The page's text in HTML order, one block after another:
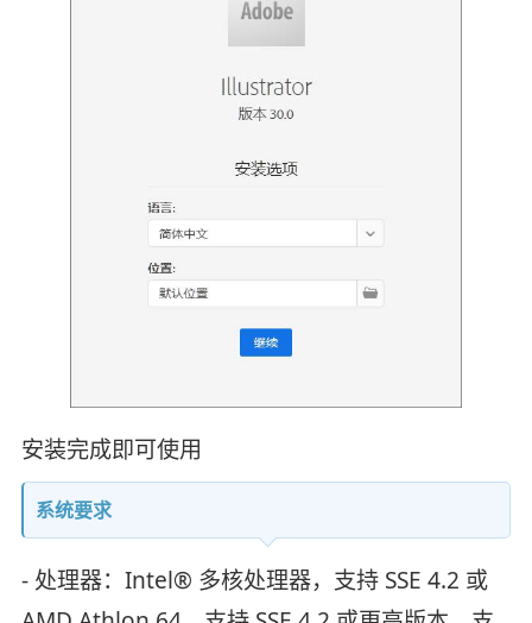
安装完成即可使用
系统要求
- 处理器：Intel® 多核处理器，支持 SSE 4.2 或